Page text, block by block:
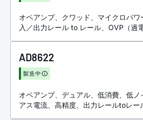
オペアンプ、クワッド、マイクロパワ
入／出力レール to レール、OVP（過
AD8622
製造中
オペアンプ、デュアル、低消費、低ノ
アス電流、高精度、出力レールtoレー